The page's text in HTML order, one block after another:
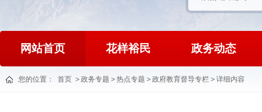
网站首页 花样裕民 政务动态
您的位置： 首页 >政务专题 >热点专题 >政府教育督导专栏>详细内容